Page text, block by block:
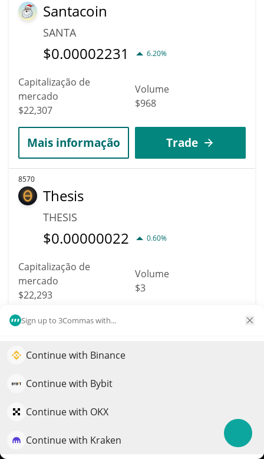
Sign up to 3Commas with...
Continue with Binance
Continue with Bybit
Continue with OKX
Continue with Kraken
Santacoin
SANTA
$0.00002231 6.20%
Capitalização de
mercado
$22,307
Volume
$968
Mais informação Trade
8570
Thesis
THESIS
$0.00000022 0.60%
Capitalização de
mercado
$22,293
Volume
$3
Mais informação
Checkr
Impulsione o crescimento do seu portfólio com IA
QuantPilot é uma plataforma completa de estratégias onde
estratégias e conduzem pesquisas de mercado
Experimente grátis